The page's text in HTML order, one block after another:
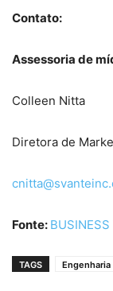
Contato:
Assessoria de
Colleen Nitta
Diretora de
Fonte: BUSINESS
TAGS Engenharia